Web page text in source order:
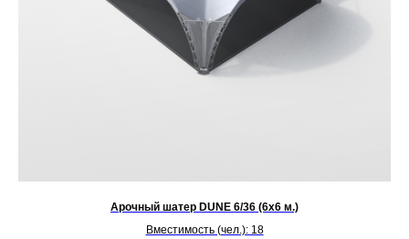
Арочный шатер DUNE 6/36 (6х6 м.)
Вместимость (чел.): 18